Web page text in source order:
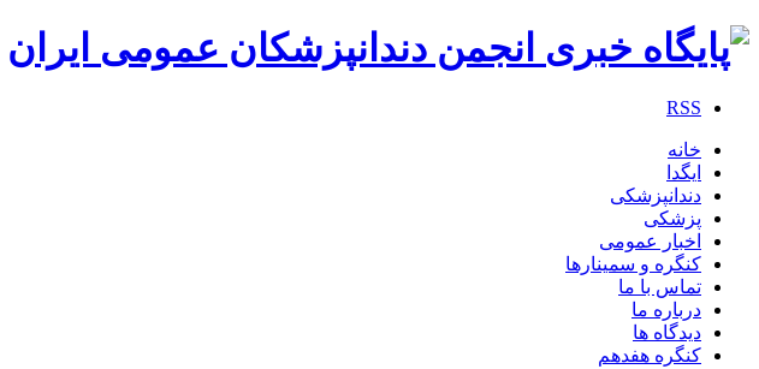
RSS
خانه
ایگدا
دندانپزشکی
پزشکی
اخبار عمومی
کنگره و سمینارها
تماس با ما
درباره ما
دیدگاه ها
کنگره هفدهم